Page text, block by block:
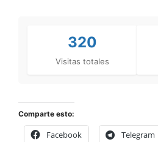
320
Visitas totales
Comparte esto:
Facebook Telegram